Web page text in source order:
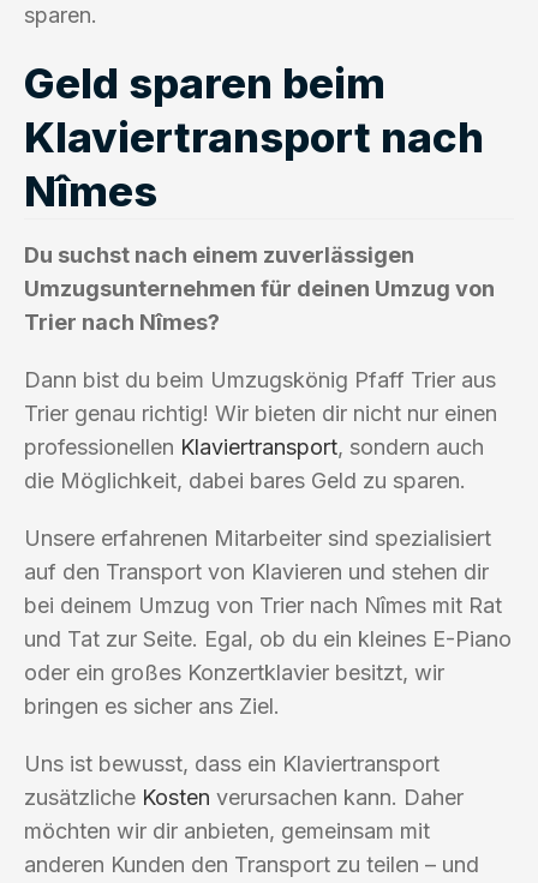
sparen.
Geld sparen beim
Klaviertransport nach
Nîmes
Du suchst nach einem zuverlässigen
Umzugsunternehmen für deinen Umzug von
Trier nach Nîmes?
Dann bist du beim Umzugskönig Pfaff Trier aus
Trier genau richtig! Wir bieten dir nicht nur einen
professionellen Klaviertransport, sondern auch
die Möglichkeit, dabei bares Geld zu sparen.
Unsere erfahrenen Mitarbeiter sind spezialisiert
auf den Transport von Klavieren und stehen dir
bei deinem Umzug von Trier nach Nîmes mit Rat
und Tat zur Seite. Egal, ob du ein kleines E-Piano
oder ein großes Konzertklavier besitzt, wir
bringen es sicher ans Ziel.
Uns ist bewusst, dass ein Klaviertransport
zusätzliche Kosten verursachen kann. Daher
möchten wir dir anbieten, gemeinsam mit
anderen Kunden den Transport zu teilen – und